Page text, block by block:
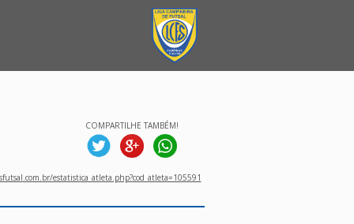
COMPARTILHE TAMBÉM!
estatistica_atleta.php?cod_atleta=105591